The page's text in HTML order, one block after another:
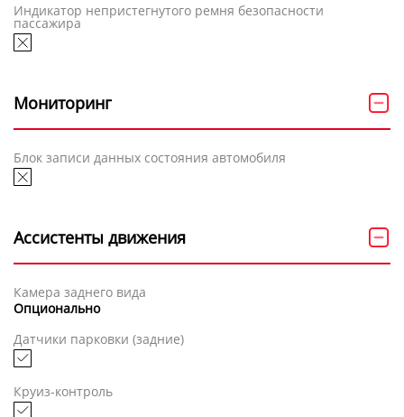
Индикатор непристегнутого ремня безопасности
пассажира
Мониторинг
Блок записи данных состояния автомобиля
Ассистенты движения
Камера заднего вида
Опционально
Датчики парковки (задние)
Круиз-контроль